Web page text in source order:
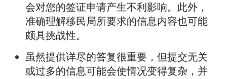
会对您的签证申请产生不利影响。此外，
准确理解移民局所要求的信息内容也可能
颇具挑战性。
虽然提供详尽的答复很重要，但提交无关
或过多的信息可能会使情况变得复杂，并